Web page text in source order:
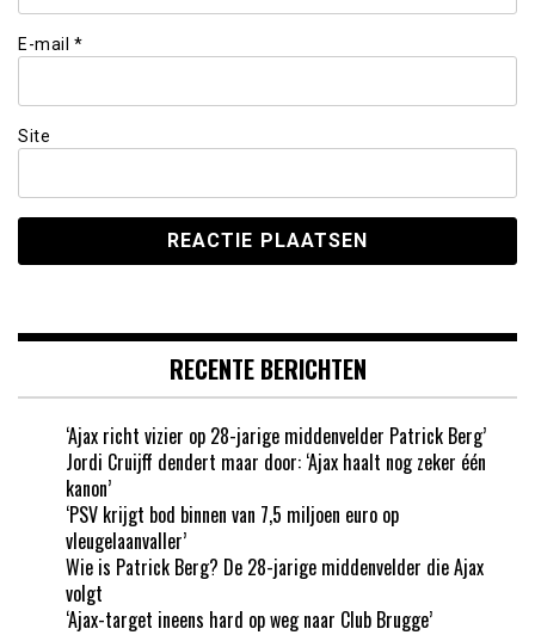
E-mail *
Site
RECENTE BERICHTEN
‘Ajax richt vizier op 28-jarige middenvelder Patrick Berg’
Jordi Cruijff dendert maar door: ‘Ajax haalt nog zeker één
kanon’
‘PSV krijgt bod binnen van 7,5 miljoen euro op
vleugelaanvaller’
Wie is Patrick Berg? De 28-jarige middenvelder die Ajax
volgt
‘Ajax-target ineens hard op weg naar Club Brugge’